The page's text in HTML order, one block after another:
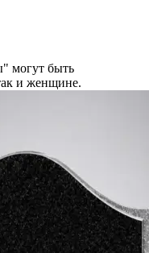
могут быть
и женщине.